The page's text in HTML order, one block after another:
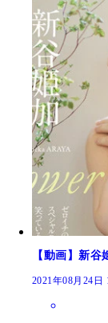
【動画】新
2021年08月24日